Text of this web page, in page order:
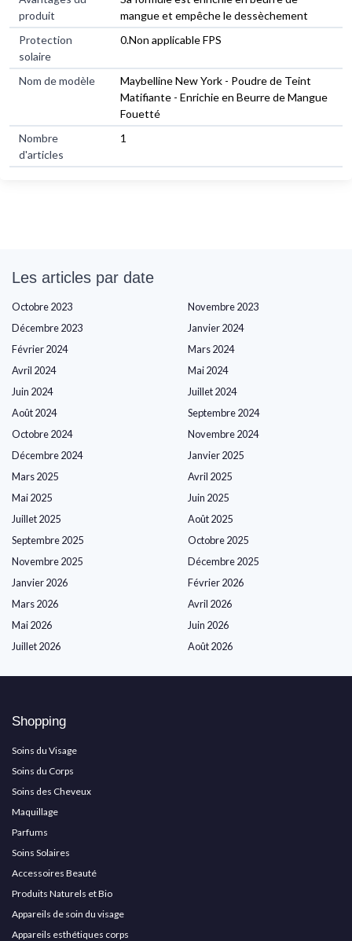
produit
mangue et empêche le dessèchement
Protection
solaire
0.Non applicable FPS
Nom de modèle
Maybelline New York - Poudre de Teint
Matifiante - Enrichie en Beurre de Mangue
Fouetté
Nombre
d'articles
1
Les articles par date
Octobre 2023
Novembre 2023
Décembre 2023
Janvier 2024
Février 2024
Mars 2024
Avril 2024
Mai 2024
Juin 2024
Juillet 2024
Août 2024
Septembre 2024
Octobre 2024
Novembre 2024
Décembre 2024
Janvier 2025
Mars 2025
Avril 2025
Mai 2025
Juin 2025
Juillet 2025
Août 2025
Septembre 2025
Octobre 2025
Novembre 2025
Décembre 2025
Janvier 2026
Février 2026
Mars 2026
Avril 2026
Mai 2026
Juin 2026
Juillet 2026
Août 2026
Shopping
Soins du Visage
Soins du Corps
Soins des Cheveux
Maquillage
Parfums
Soins Solaires
Accessoires Beauté
Produits Naturels et Bio
Appareils de soin du visage
Appareils esthétiques corps